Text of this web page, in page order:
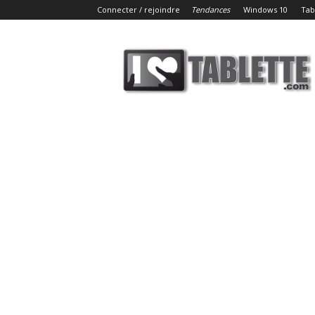
Connecter / rejoindre Tendances Windows 10